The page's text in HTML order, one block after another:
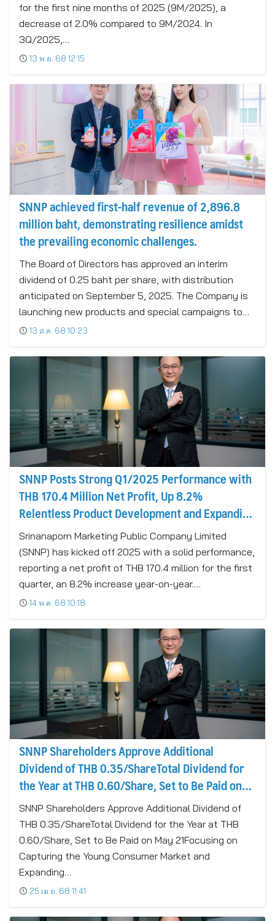
for the first nine months of 2025 (9M/2025), a
decrease of 2.0% compared to 9M/2024. In
3Q/2025,…
13 พ.ย. 68 12:15
SNNP achieved first-half revenue of 2,896.8
million baht, demonstrating resilience amidst
the prevailing economic challenges.
The Board of Directors has approved an interim
dividend of 0.25 baht per share, with distribution
anticipated on September 5, 2025. The Company is
launching new products and special campaigns to…
13 ส.ค. 68 10:23
SNNP Posts Strong Q1/2025 Performance with
THB 170.4 Million Net Profit, Up 8.2%
Relentless Product Development and Expanding
Youth Market Drive Growth Revenue Surge
Expected in Q2/2025
Srinanaporn Marketing Public Company Limited
(SNNP) has kicked off 2025 with a solid performance,
reporting a net profit of THB 170.4 million for the first
quarter, an 8.2% increase year-on-year.…
14 พ.ค. 68 10:18
SNNP Shareholders Approve Additional
Dividend of THB 0.35/ShareTotal Dividend for
the Year at THB 0.60/Share, Set to Be Paid on
May 21
SNNP Shareholders Approve Additional Dividend of
THB 0.35/ShareTotal Dividend for the Year at THB
0.60/Share, Set to Be Paid on May 21Focusing on
Capturing the Young Consumer Market and
Expanding…
25 เม.ย. 68 11:41